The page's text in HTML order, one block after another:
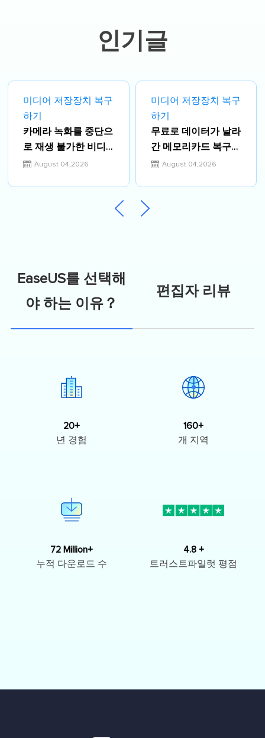
인기글
미디어 저장장치 복구
하기
카메라 녹화를 중단으
로 재생 불가한 비디
오 파일을 복구하는
August 04,2026
미디어 저장장치 복구
하기
무료로 데이터가 날라
간 메모리카드 복구시
키기August 04,2026
EaseUS를 선택해
야 하는 이유？
편집자 리뷰
20+
년 경험
160+
개 지역
72 Million+
누적 다운로드 수
4.8 +
트러스트파일럿 평점